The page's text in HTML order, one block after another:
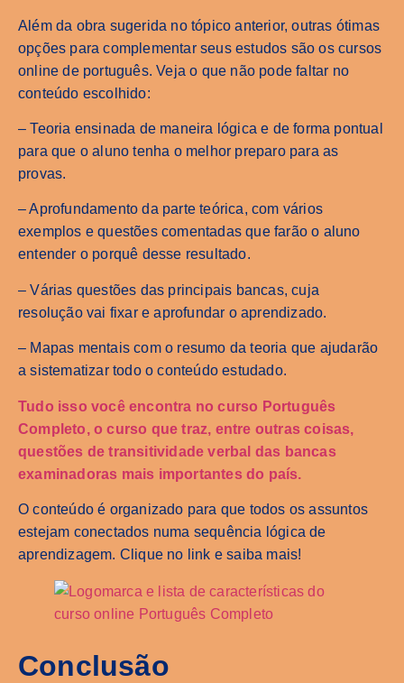
Além da obra sugerida no tópico anterior, outras ótimas
opções para complementar seus estudos são os cursos
online de português. Veja o que não pode faltar no
conteúdo escolhido:
– Teoria ensinada de maneira lógica e de forma pontual
para que o aluno tenha o melhor preparo para as
provas.
– Aprofundamento da parte teórica, com vários
exemplos e questões comentadas que farão o aluno
entender o porquê desse resultado.
– Várias questões das principais bancas, cuja
resolução vai fixar e aprofundar o aprendizado.
– Mapas mentais com o resumo da teoria que ajudarão
a sistematizar todo o conteúdo estudado.
Tudo isso você encontra no curso Português
Completo, o curso que traz, entre outras coisas,
questões de transitividade verbal das bancas
examinadoras mais importantes do país.
O conteúdo é organizado para que todos os assuntos
estejam conectados numa sequência lógica de
aprendizagem. Clique no link e saiba mais!
Conclusão